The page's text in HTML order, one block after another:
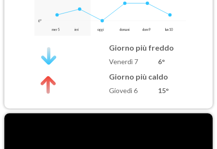
6°
mer 5 ieri oggi domani dom 9 lun 10
Giorno più freddo
Venerdì 7 6°
Giorno più caldo
Giovedì 6 15°